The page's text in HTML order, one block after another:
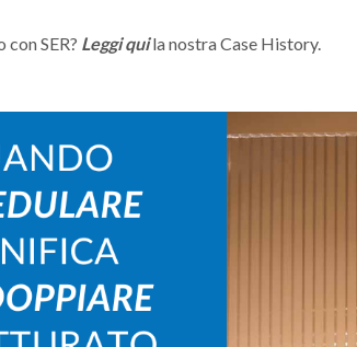
SER? Leggi quila nostra Case History.